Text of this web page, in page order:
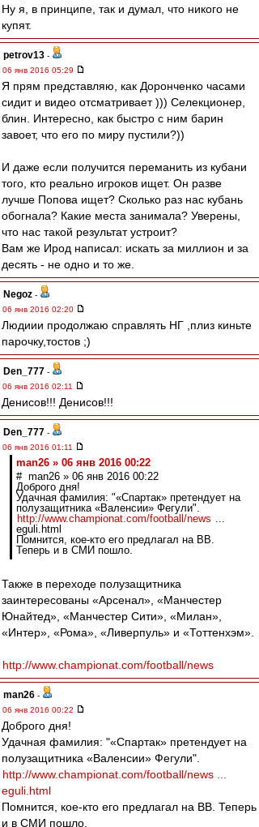
Ну я, в принципе, так и думал, что никого не
купят.
petrov13 -
06 янв 2016 05:29
Я прям представляю, как Доронченко часами
сидит и видео отсматривает ))) Селекционер,
блин. Интересно, как быстро с ним барин
завоет, что его по миру пустили?))
И даже если получится переманить из кубани
того, кто реально игроков ищет. Он разве
лучше Попова ищет? Сколько раз нас кубань
обогнала? Какие места занимала? Уверены,
что нас такой результат устроит?
Вам же Ирод написал: искать за миллион и за
десять - не одно и то же.
Negoz -
06 янв 2016 02:20
Людиии продолжаю справлять НГ ,плиз киньте
парочку,тостов ;)
Den_777 -
06 янв 2016 02:11
Денисов!!! Денисов!!!
Den_777 -
06 янв 2016 01:11
man26 » 06 янв 2016 00:22
# man26 » 06 янв 2016 00:22
Доброго дня!
Удачная фамилия: "«Спартак» претендует на
полузащитника «Валенсии» Фегули".
http://www.championat.com/football/news ...
eguli.html
Помнится, кое-кто его предлагал на ВВ.
Теперь и в СМИ пошло.
Также в переходе полузащитника
заинтересованы «Арсенал», «Манчестер
Юнайтед», «Манчестер Сити», «Милан»,
«Интер», «Рома», «Ливерпуль» и «Тоттенхэм».
http://www.championat.com/football/news
man26 -
06 янв 2016 00:22
Доброго дня!
Удачная фамилия: "«Спартак» претендует на
полузащитника «Валенсии» Фегули".
http://www.championat.com/football/news ...
eguli.html
Помнится, кое-кто его предлагал на ВВ. Теперь
и в СМИ пошло.